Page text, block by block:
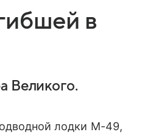
в
Великого.
лодки М-49,